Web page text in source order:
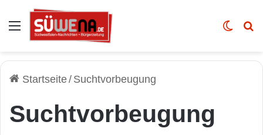
Auswahl Skin
Startseite/ Suchtvorbeugung
Suchtvorbeugung